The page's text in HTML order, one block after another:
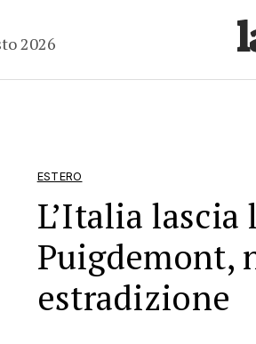
2026
ESTERO
L’Italia lascia
Puigdemont,
estradizione